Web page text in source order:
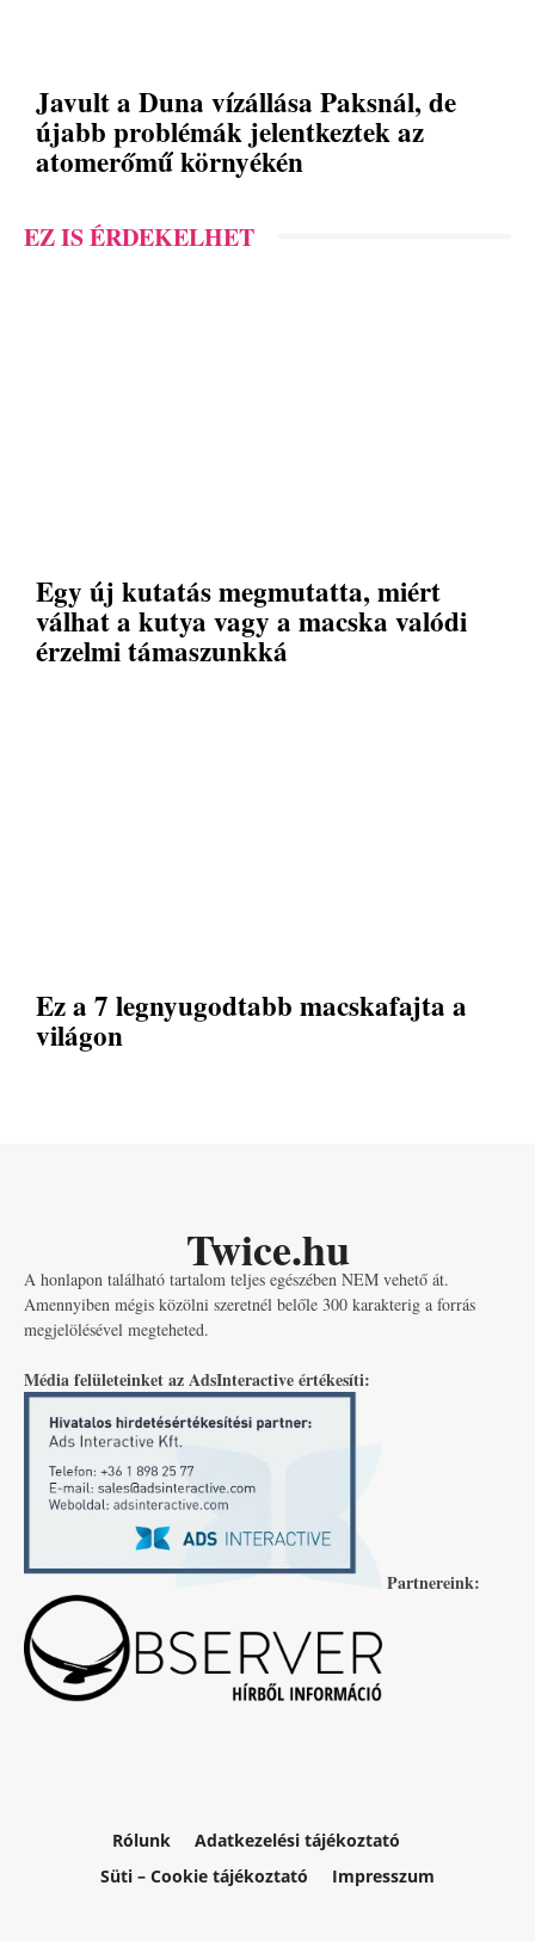
Javult a Duna vízállása Paksnál, de
újabb problémák jelentkeztek az
atomerőmű környékén
EZ IS ÉRDEKELHET
Egy új kutatás megmutatta, miért
válhat a kutya vagy a macska valódi
érzelmi támaszunkká
Ez a 7 legnyugodtabb macskafajta a
világon
Twice.hu
A honlapon található tartalom teljes egészében NEM vehető át.
Amennyiben mégis közölni szeretnél belőle 300 karakterig a forrás
megjelölésével megteheted.
Média felületeinket az AdsInteractive értékesíti:
Partnereink:
Rólunk
Adatkezelési tájékoztató
Süti – Cookie tájékoztató
Impresszum